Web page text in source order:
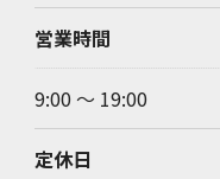
営業時間
9:00 〜 19:00
定休日